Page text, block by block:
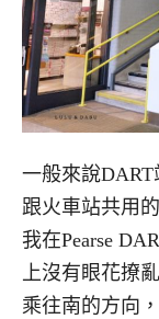
一般來說
跟火車站共用
我在Pearse
上沒有眼花撩
乘往南的方向